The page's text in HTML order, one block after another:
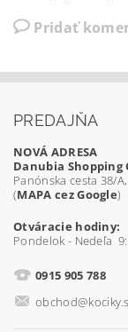
Pridať
PREDAJŇA
NOVÁ ADRESA
Danubia Shopping
Panónska cesta 38/
(MAPA cez Google)
Otváracie hodiny:
Pondelok - Nedeľa
0915 905 788